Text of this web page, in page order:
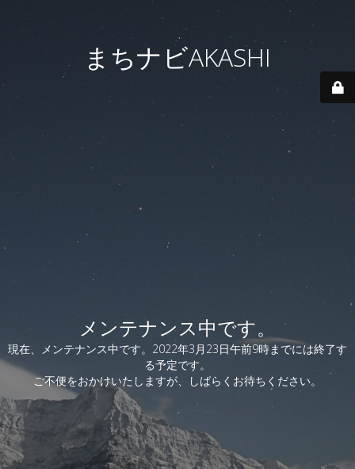
まちナビAKASHI
メンテナンス中です。
現在、メンテナンス中です。2022年3月23日午前9時までには終了す
る予定です。
ご不便をおかけいたしますが、しばらくお待ちください。